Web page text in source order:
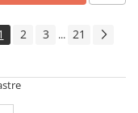
2 3 ... 21